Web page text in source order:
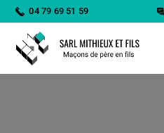
04 79 69 51 59